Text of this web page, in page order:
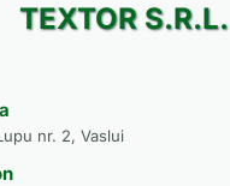
TEXTOR S.R.L.
nr. 2, Vaslui